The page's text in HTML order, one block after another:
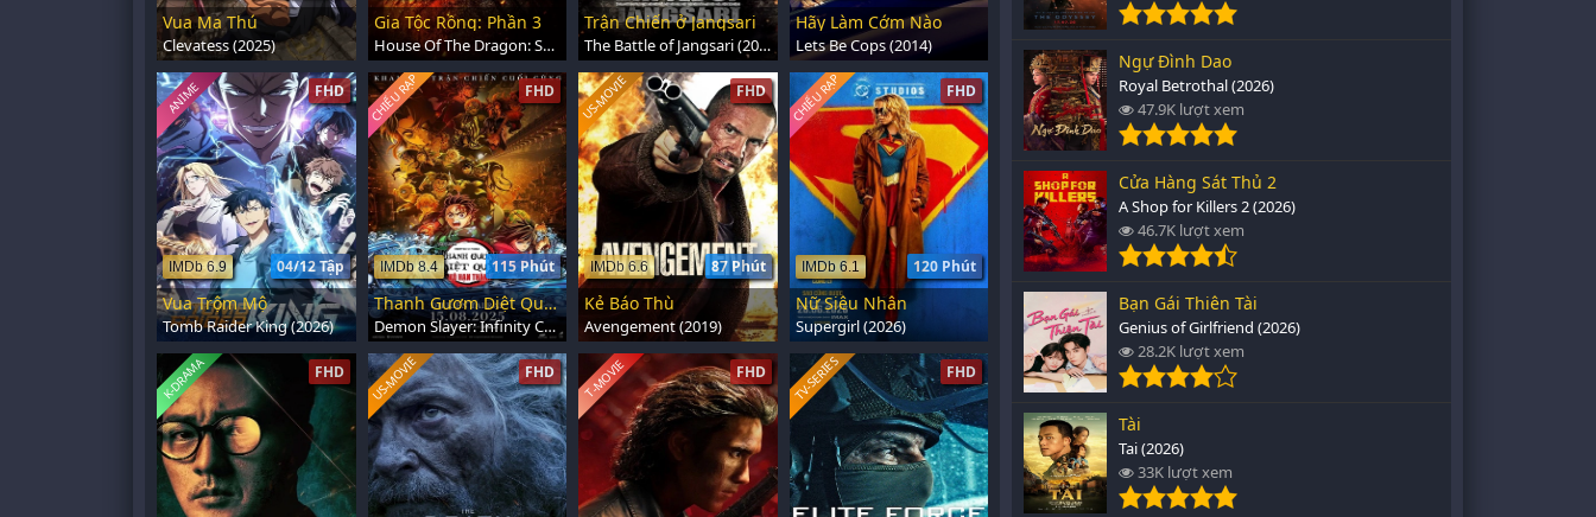
Vua Ma Thú
Clevatess (2025)
Gia Tộc Rồng: Phần 3
House Of The Dragon: Season 3 (2026)
Trận Chiến ở Jangsari
The Battle of Jangsari (2019)
Hãy Làm Cớm Nào
Lets Be Cops (2014)
FHD
04/12 Tập
IMDb 6.9
ANIME
Vua Trộm Mộ
Tomb Raider King (2026)
FHD
115 Phút
IMDb 8.4
CHIẾU RẠP
Thanh Gươm Diệt Quỷ: Vô Hạn Thành
Demon Slayer: Infinity Castle (2025)
FHD
87 Phút
IMDb 6.6
US-MOVIE
Kẻ Báo Thù
Avengement (2019)
FHD
120 Phút
IMDb 6.1
CHIẾU RẠP
Nữ Siêu Nhân
Supergirl (2026)
FHD
K-DRAMA FHD
US-MOVIE FHD
T-MOVIE FHD
TV-SERIES
Ngự Đình Dao
Royal Betrothal (2026)
47.9K lượt xem
Cửa Hàng Sát Thủ 2
A Shop for Killers 2 (2026)
46.7K lượt xem
Bạn Gái Thiên Tài
Genius of Girlfriend (2026)
28.2K lượt xem
Tài
Tai (2026)
33K lượt xem